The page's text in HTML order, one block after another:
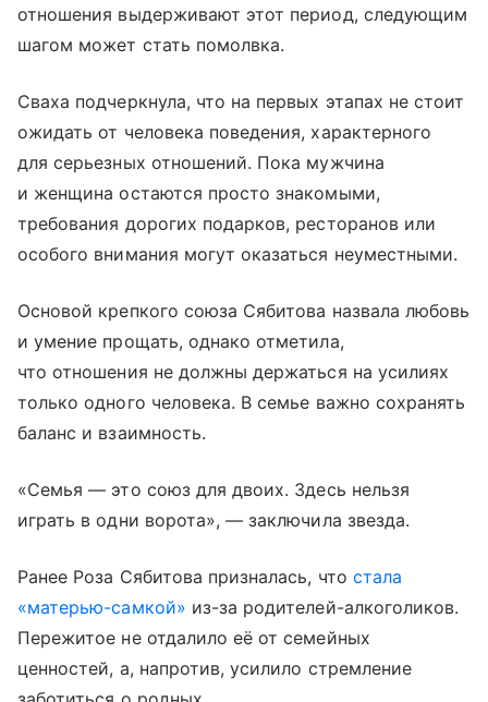
отношения выдерживают этот период, следующим
шагом может стать помолвка.
Сваха подчеркнула, что на первых этапах не стоит
ожидать от человека поведения, характерного
для серьезных отношений. Пока мужчина
и женщина остаются просто знакомыми,
требования дорогих подарков, ресторанов или
особого внимания могут оказаться неуместными.
Основой крепкого союза Сябитова назвала любовь
и умение прощать, однако отметила,
что отношения не должны держаться на усилиях
только одного человека. В семье важно сохранять
баланс и взаимность.
«Семья — это союз для двоих. Здесь нельзя
играть в одни ворота», — заключила звезда.
Ранее Роза Сябитова призналась, что стала
«матерью-самкой» из-за родителей-алкоголиков.
Пережитое не отдалило её от семейных
ценностей, а, напротив, усилило стремление